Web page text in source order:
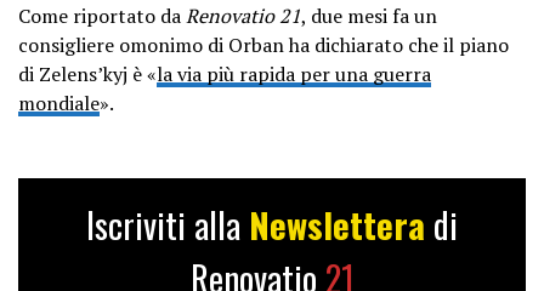
Come riportato daRenovatio 21, due mesi fa un
consigliere omonimo di Orban ha dichiarato che il piano
di Zelens’kyj è «la via più rapida per una guerra
mondiale».
Iscriviti alla Newslettera di
Renovatio 21